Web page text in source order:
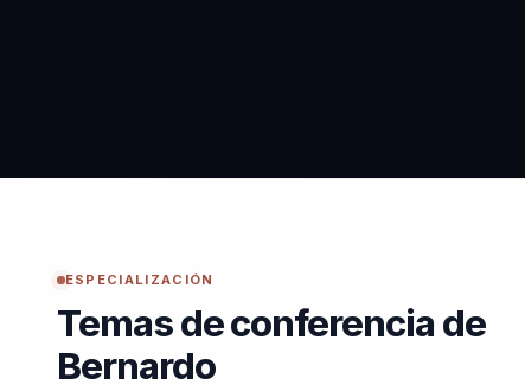
ESPECIALIZACIÓN
Temas de conferencia de
Bernardo